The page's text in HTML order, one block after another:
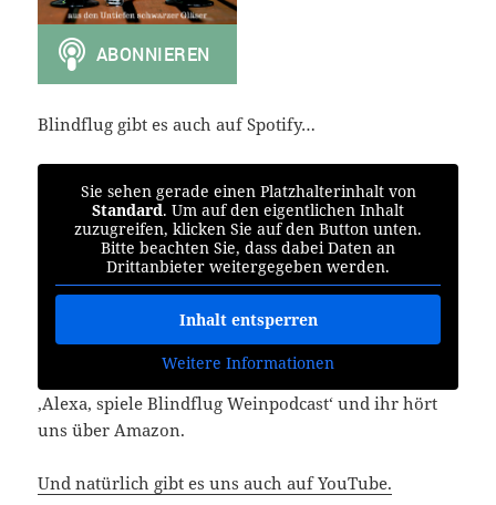
Blindflug gibt es auch auf Spotify…
Sie sehen gerade einen Platzhalterinhalt von
Standard. Um auf den eigentlichen Inhalt
zuzugreifen, klicken Sie auf den Button unten.
Bitte beachten Sie, dass dabei Daten an
Drittanbieter weitergegeben werden.
Inhalt entsperren
Weitere Informationen
‚Alexa, spiele Blindflug Weinpodcast‘ und ihr hört
uns über Amazon.
Und natürlich gibt es uns auch auf YouTube.